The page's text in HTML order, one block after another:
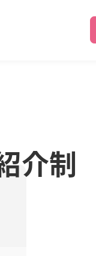
介制